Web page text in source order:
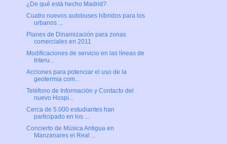
¿De qué está hecho Madrid?
Cuatro nuevos autobuses híbridos para los
urbanos ...
Planes de Dinamización para zonas
comerciales en 2011
Modificaciones de servicio en las líneas de
Interu...
Acciones para potenciar el uso de la
geotermia com...
Teléfono de Información y Contacto del
nuevo Hospi...
Cerca de 5.000 estudiantes han
participado en los ...
Concierto de Música Antigua en
Manzanares el Real ...